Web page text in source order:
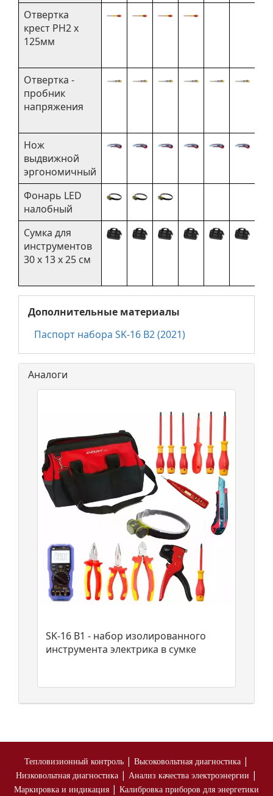
Отвертка
крест PH2 х
125мм
Отвертка -
пробник
напряжения
Нож
выдвижной
эргономичный
Фонарь LED
налобный
Сумка для
инструментов
30 х 13 х 25 см
Дополнительные материалы
Паспорт набора SK-16 B2 (2021)
Аналоги
SK-16 B1 - набор изолированного
инструмента электрика в сумке
Тепловизионный контроль | Высоковольтная диагностика |
Низковольтная диагностика | Анализ качества электроэнергии |
Маркировка и индикация | Калибровка приборов для энергетики